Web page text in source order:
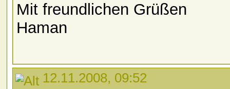
Mit freundlichen Grüßen
Haman
12.11.2008, 09:52